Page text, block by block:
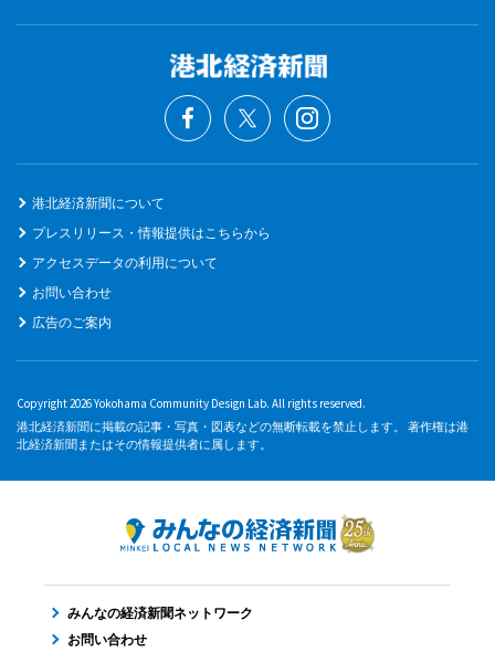
港北経済新聞について
プレスリリース・情報提供はこちらから
アクセスデータの利用について
お問い合わせ
広告のご案内
Copyright 2026 Yokohama Community Design Lab. All rights reserved.
港北経済新聞に掲載の記事・写真・図表などの無断転載を禁止します。 著作権は港
北経済新聞またはその情報提供者に属します。
みんなの経済新聞ネットワーク
お問い合わせ